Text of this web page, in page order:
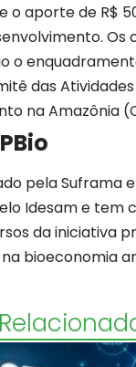
o aporte de R$
Os
o
das
na Amazônia
pela Suframa
Idesam e tem
da iniciativa
bioeconomia